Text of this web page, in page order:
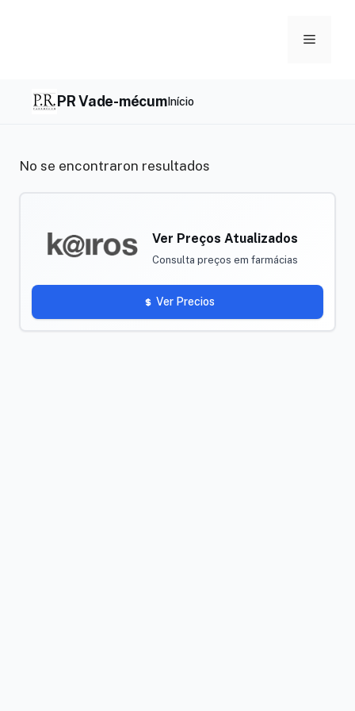
Menu
PR Vade-mécumInício
No se encontraron resultados
Ver Preços Atualizados
Consulta preços em farmácias
Ver Precios